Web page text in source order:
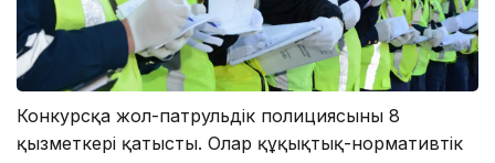
Конкурсқа жол-патрульдік полициясының 8
қызметкері қатысты. Олар құқықтық-нормативтік